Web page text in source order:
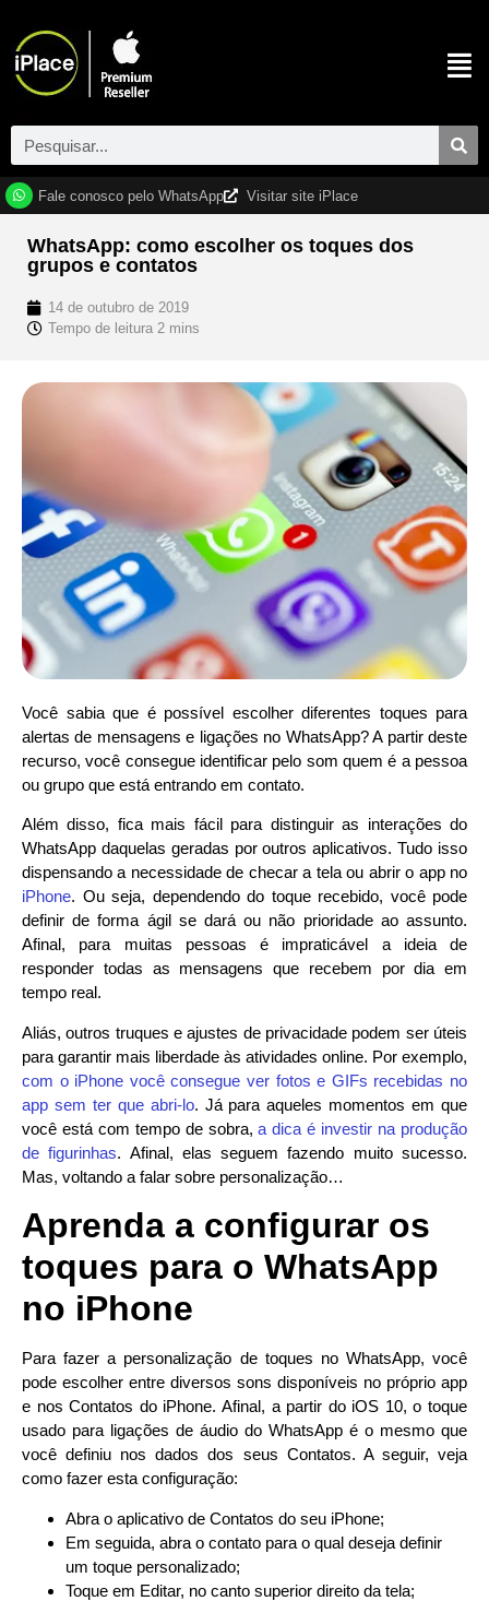
Fale conosco pelo WhatsApp Visitar site iPlace
WhatsApp: como escolher os toques dos
grupos e contatos
14 de outubro de 2019
Você sabia que é possível escolher diferentes toques para
alertas de mensagens e ligações no WhatsApp? A partir deste
recurso, você consegue identificar pelo som quem é a pessoa
ou grupo que está entrando em contato.
Além disso, fica mais fácil para distinguir as interações do
WhatsApp daquelas geradas por outros aplicativos. Tudo isso
dispensando a necessidade de checar a tela ou abrir o app no
iPhone. Ou seja, dependendo do toque recebido, você pode
definir de forma ágil se dará ou não prioridade ao assunto.
Afinal, para muitas pessoas é impraticável a ideia de
responder todas as mensagens que recebem por dia em
tempo real.
Aliás, outros truques e ajustes de privacidade podem ser úteis
para garantir mais liberdade às atividades online. Por exemplo,
com o iPhone você consegue ver fotos e GIFs recebidas no
app sem ter que abri-lo. Já para aqueles momentos em que
você está com tempo de sobra,a dica é investir na produção
de figurinhas. Afinal, elas seguem fazendo muito sucesso.
Mas, voltando a falar sobre personalização…
Aprenda a configurar os
toques para o WhatsApp
no iPhone
Para fazer a personalização de toques no WhatsApp, você
pode escolher entre diversos sons disponíveis no próprio app
e nos Contatos do iPhone. Afinal, a partir do iOS 10, o toque
usado para ligações de áudio do WhatsApp é o mesmo que
você definiu nos dados dos seus Contatos. A seguir, veja
como fazer esta configuração:
Abra o aplicativo de Contatos do seu iPhone;
Em seguida, abra o contato para o qual deseja definir
um toque personalizado;
Toque em Editar, no canto superior direito da tela;